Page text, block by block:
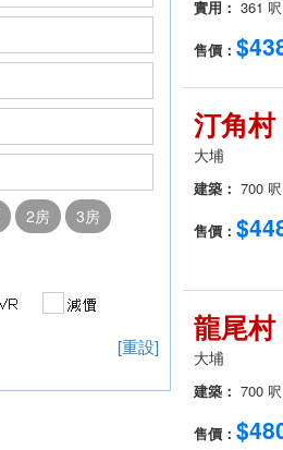
2房
3房
[重設]
實用： 361 呎
售價：
汀角村
大埔
建築： 700 呎
售價：
龍尾村
大埔
建築： 700 呎
售價：